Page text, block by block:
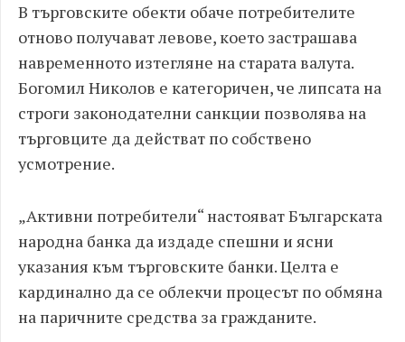
В търговските обекти обаче потребителите
отново получават левове, което застрашава
навременното изтегляне на старата валута.
Богомил Николов е категоричен, че липсата на
строги законодателни санкции позволява на
търговците да действат по собствено
усмотрение.
„Активни потребители“ настояват Българската
народна банка да издаде спешни и ясни
указания към търговските банки. Целта е
кардинално да се облекчи процесът по обмяна
на паричните средства за гражданите.